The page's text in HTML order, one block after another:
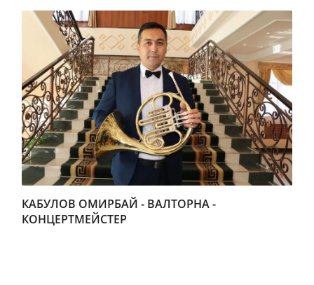
КАБУЛОВ ОМИРБАЙ - ВАЛТОРНА -
КОНЦЕРТМЕЙСТЕР